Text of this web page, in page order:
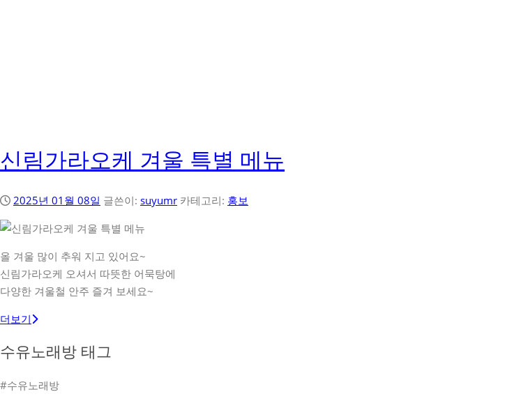
신림가라오케 겨울 특별 메뉴
2025년 01월 08일 글쓴이: suyumr 카테고리: 홍보
올 겨울 많이 추워 지고 있어요~
신림가라오케 오셔서 따뜻한 어묵탕에
다양한 겨울철 안주 즐겨 보세요~
더보기
수유노래방 태그
#수유노래방